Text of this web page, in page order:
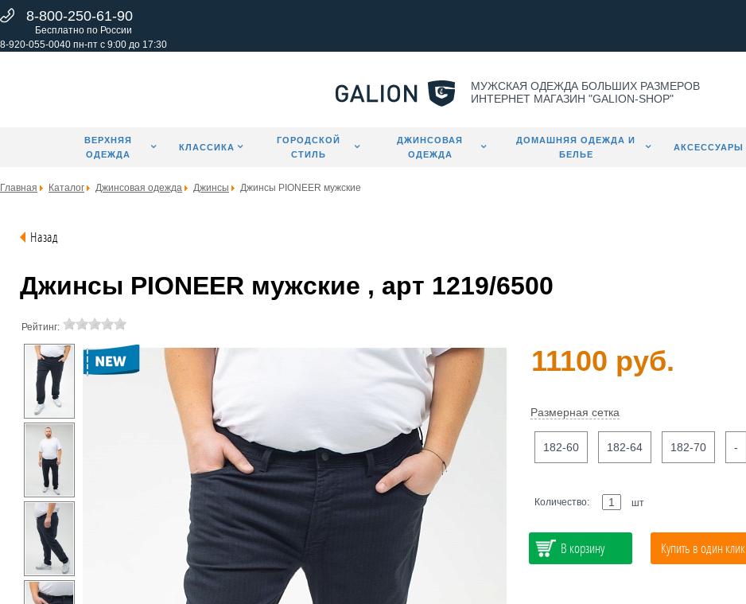
8-800-250-61-90
Бесплатно по России
8-920-055-0040 пн-пт с 9:00 до 17:30
МУЖСКАЯ ОДЕЖДА БОЛЬШИХ РАЗМЕРОВ
ИНТЕРНЕТ МАГАЗИН "GALION-SHOP"
ВЕРХНЯЯ
ОДЕЖДА
КЛАССИКА
ГОРОДСКОЙ
СТИЛЬ
ДЖИНСОВАЯ
ОДЕЖДА
ДОМАШНЯЯ ОДЕЖДА И
БЕЛЬЕ
АКСЕССУАРЫ
Главная Каталог Джинсовая одежда Джинсы Джинсы PIONEER мужские
Назад
Джинсы PIONEER мужские , арт 1219/6500
Рейтинг:
11100 руб.
Размерная сетка
182-60 182-64 182-70 -
Количество: шт
В корзину Купить в один клик